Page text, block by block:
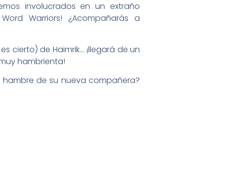
involucrados en un extraño
Warriors! ¿Acompañarás a
cierto) de Haimrik… ¡llegará de un
hambrienta!
hambre de su nueva compañera?